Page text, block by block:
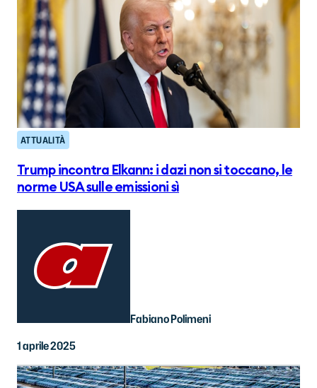
ATTUALITÀ
Trump incontra Elkann: i dazi non si toccano, le
norme USA sulle emissioni sì
Fabiano Polimeni
1 aprile 2025